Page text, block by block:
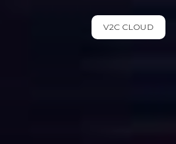
V2C CLOUD